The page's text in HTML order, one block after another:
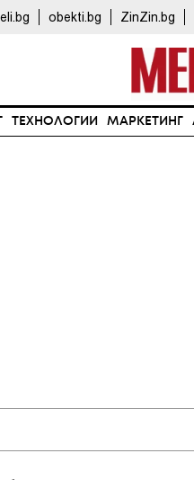
obekti.bg ZinZin.bg
ТЕХНОЛОГИИ МАРКЕТИНГ